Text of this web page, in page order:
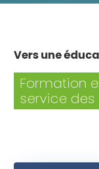
Vers une
Formation
service